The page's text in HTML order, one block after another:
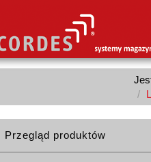
Przegląd produktów